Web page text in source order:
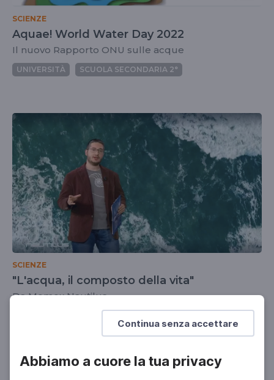
Continua senza accettare
Abbiamo a cuore la tua privacy
SCIENZE
Aquae! World Water Day 2022
Il nuovo Rapporto ONU sulle acque
UNIVERSITÀ SCUOLA SECONDARIA 2°
SCIENZE
"L'acqua, il composto della vita"
Da Memex Nautilus